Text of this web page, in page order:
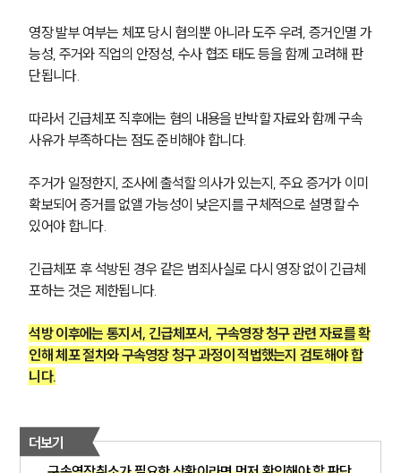
영장 발부 여부는 체포 당시 혐의뿐 아니라 도주 우려, 증거인멸 가
능성, 주거와 직업의 안정성, 수사 협조 태도 등을 함께 고려해 판
단됩니다.
따라서 긴급체포 직후에는 혐의 내용을 반박할 자료와 함께 구속
사유가 부족하다는 점도 준비해야 합니다.
주거가 일정한지, 조사에 출석할 의사가 있는지, 주요 증거가 이미
확보되어 증거를 없앨 가능성이 낮은지를 구체적으로 설명할 수
있어야 합니다.
긴급체포 후 석방된 경우 같은 범죄사실로 다시 영장 없이 긴급체
포하는 것은 제한됩니다.
석방 이후에는 통지서, 긴급체포서, 구속영장 청구 관련 자료를 확
인해 체포 절차와 구속영장 청구 과정이 적법했는지 검토해야 합
니다.
더보기